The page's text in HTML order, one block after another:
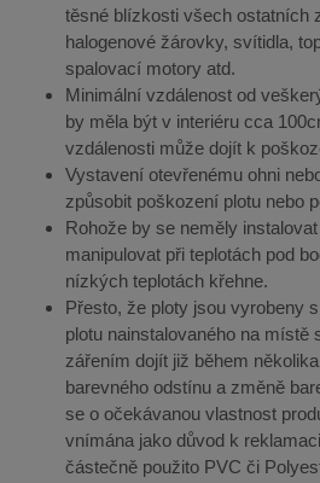
těsné blízkosti všech ostatních
halogenové žárovky, svítidla,
spalovací motory atd.
Minimální vzdálenost od
by měla být v interiéru cca
vzdálenosti může dojít k
Vystavení otevřenému ohni
způsobit poškození plotu nebo
Rohože by se neměly
manipulovat při teplotách pod
nízkých teplotách křehne.
Přesto, že ploty jsou vyrobeny
plotu nainstalovaného na místě
zářením dojít již během
barevného odstínu a změně
se o očekávanou vlastnost
vnímána jako důvod k
částečně použito PVC či